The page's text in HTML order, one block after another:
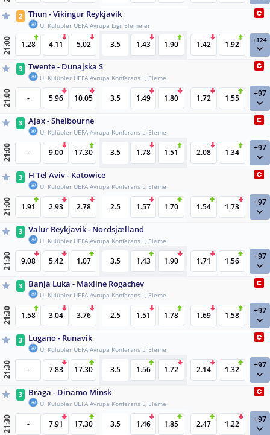
2 Thun - Vikingur Reykjavik
U. Kulüpler UEFA Avrupa Ligi, Elemeler
21:00 1.28 4.11 5.02 3.5 1.43 1.90 1.42 1.92 +124
3 Twente - Dunajska S
U. Kulüpler UEFA Avrupa Konferans L, Eleme
21:00 - 5.96 10.05 3.5 1.49 1.80 1.72 1.55 +97
3 Ajax - Shelbourne
U. Kulüpler UEFA Avrupa Konferans L, Eleme
21:00 - 9.00 17.30 3.5 1.78 1.51 2.08 1.34 +97
3 H Tel Aviv - Katowice
U. Kulüpler UEFA Avrupa Konferans L, Eleme
21:00 1.91 2.93 2.78 2.5 1.57 1.70 1.54 1.73 +97
3 Valur Reykjavik - Nordsjælland
U. Kulüpler UEFA Avrupa Konferans L, Eleme
21:30 9.08 5.42 1.07 3.5 1.43 1.90 1.71 1.56 +97
3 Banja Luka - Maxline Rogachev
U. Kulüpler UEFA Avrupa Konferans L, Eleme
21:30 1.58 3.04 3.76 2.5 1.51 1.78 1.69 1.58 +97
3 Lugano - Runavik
U. Kulüpler UEFA Avrupa Konferans L, Eleme
21:30 - 7.83 17.30 3.5 1.56 1.72 2.14 1.32 +97
3 Braga - Dinamo Minsk
U. Kulüpler UEFA Avrupa Konferans L, Eleme
21:30 - 7.91 17.30 3.5 1.46 1.85 2.47 1.22 +97